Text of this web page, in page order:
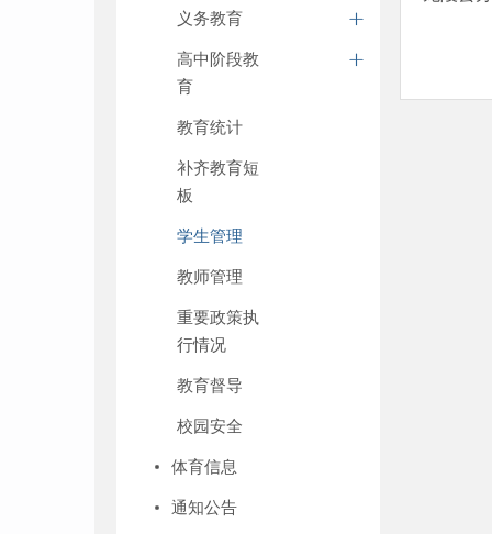
义务教育
高中阶段教
育
教育统计
补齐教育短
板
学生管理
教师管理
重要政策执
行情况
教育督导
校园安全
体育信息
通知公告